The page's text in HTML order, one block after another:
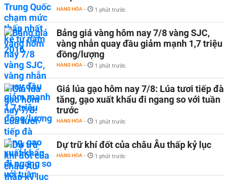
HÀNG HÓA - 1 phút trước
Bảng giá vàng hôm nay 7/8 vàng SJC,
vàng nhẫn quay đầu giảm mạnh 1,7 triệu
đồng/lượng
HÀNG HÓA - 1 phút trước
Giá lúa gạo hôm nay 7/8: Lúa tươi tiếp đà
tăng, gạo xuất khẩu đi ngang so với tuần
trước
HÀNG HÓA - 1 phút trước
Dự trữ khí đốt của châu Âu thấp kỷ lục
HÀNG HÓA - 1 phút trước